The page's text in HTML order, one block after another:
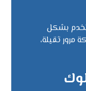
بشكل
ثقيلة،